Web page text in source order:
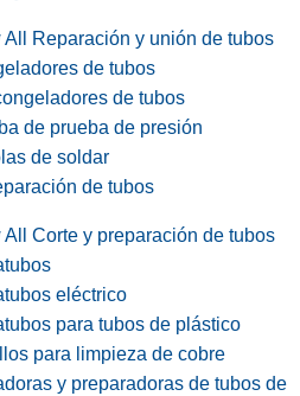
All Reparación y unión de tubos
de tubos
de tubos
de prueba de presión
de soldar
de tubos
All Corte y preparación de tubos
eléctrico
para tubos de plástico
para limpieza de cobre
y preparadoras de tubos de